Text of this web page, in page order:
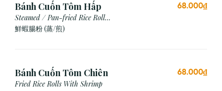
Bánh Cuốn Tôm Hấp
Steamed / Pan-fried Rice Roll
with Shrimp
鮮蝦腸粉 (蒸/煎)
68.000₫
Bánh Cuốn Tôm Chiên
Fried Rice Rolls With Shrimp
68.000₫